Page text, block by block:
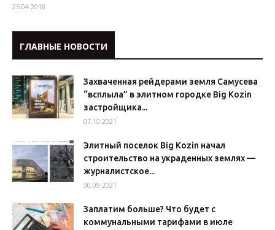
25.04.2018
ГЛАВНЫЕ НОВОСТИ
Захваченная рейдерами земля Самусева
“всплыла” в элитном городке Big Kozin
застройщика...
07.10.2021
Элитный поселок Big Kozin начал
строительство на украденных землях —
журналистское...
30.09.2021
Заплатим больше? Что будет с
коммунальными тарифами в июле